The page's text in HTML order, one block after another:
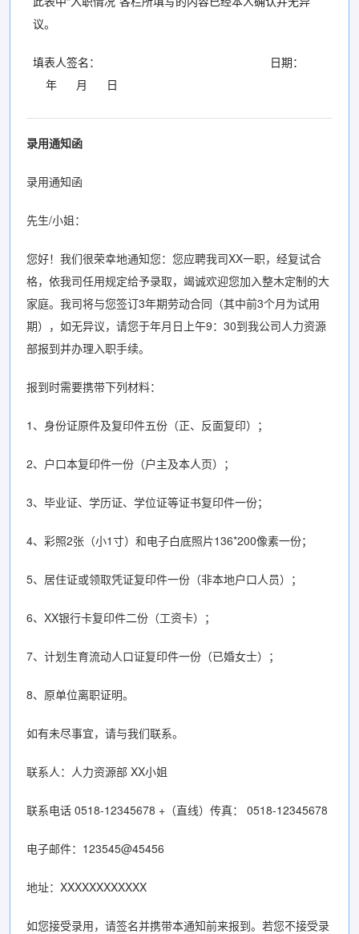
议。
填表人签名： 日期：
年 月 日
录用通知函
录用通知函
先生/小姐：
您好！我们很荣幸地通知您：您应聘我司XX一职，经复试合
格，依我司任用规定给予录取，竭诚欢迎您加入整木定制的大
家庭。我司将与您签订3年期劳动合同（其中前3个月为试用
期），如无异议，请您于年月日上午9：30到我公司人力资源
部报到并办理入职手续。
报到时需要携带下列材料：
1、身份证原件及复印件五份（正、反面复印）；
2、户口本复印件一份（户主及本人页）；
3、毕业证、学历证、学位证等证书复印件一份；
4、彩照2张（小1寸）和电子白底照片136*200像素一份；
5、居住证或领取凭证复印件一份（非本地户口人员）；
6、XX银行卡复印件二份（工资卡）；
7、计划生育流动人口证复印件一份（已婚女士）；
8、原单位离职证明。
如有未尽事宜，请与我们联系。
联系人：人力资源部 XX小姐
联系电话 0518-12345678 +（直线）传真： 0518-12345678
电子邮件：123545@45456
地址：XXXXXXXXXXXX
如您接受录用，请签名并携带本通知前来报到。若您不接受录